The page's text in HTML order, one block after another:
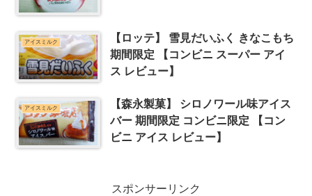
アイスミルク
【ロッテ】 雪見だいふく きなこもち
期間限定 【コンビニ スーパー アイ
ス レビュー】
アイスミルク
【森永製菓】 シロノワール味アイス
バー 期間限定 コンビニ限定 【コン
ビニ アイス レビュー】
スポンサーリンク